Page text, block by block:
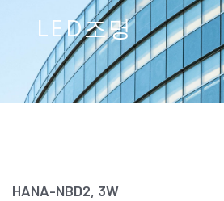
LED조명
HANA-NBD2, 3W